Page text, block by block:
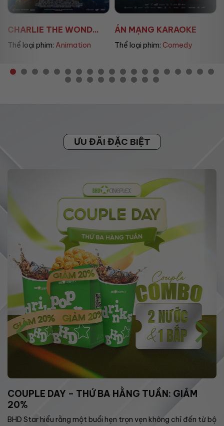
ÁN MẠNG KARAOKE
Thể loại phim:Comedy
ÚT LAN 2
Thể loại phim:Horror
ƯU ĐÃI ĐẶC BIỆT
COUPLE DAY – THỨ BA HẰNG TUẦN: GIẢM
20%
BHD Star hiểu rằng một buổi hẹn trọn vẹn không chỉ đến từ bộ